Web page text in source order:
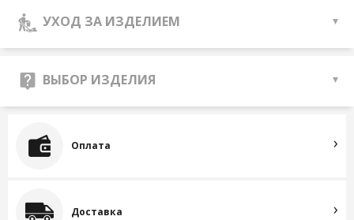
УХОД ЗА ИЗДЕЛИЕМ
ВЫБОР ИЗДЕЛИЯ
Оплата
Доставка